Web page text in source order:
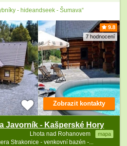
- hideandseek - Šumava“
9.8
7 hodnocení
Javorník - Kašperské Hory
Lhota nad Rohanovem mapa
Strakonice - venkovní bazén -...
Zobrazit kontakty